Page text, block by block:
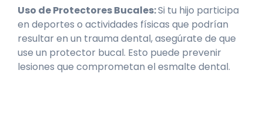
Uso de Protectores Bucales:Si tu hijo participa
en deportes o actividades físicas que podrían
resultar en un trauma dental, asegúrate de que
use un protector bucal. Esto puede prevenir
lesiones que comprometan el esmalte dental.